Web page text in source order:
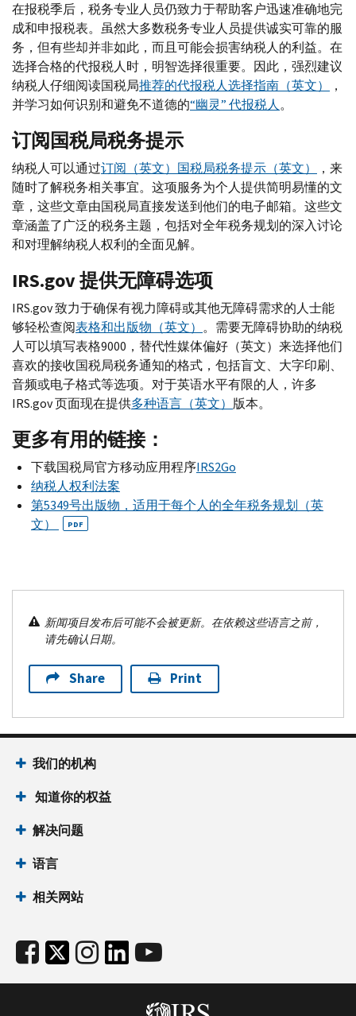
在报税季后，税务专业人员仍致力于帮助客户迅速准确地完
成和申报税表。虽然大多数税务专业人员提供诚实可靠的服
务，但有些却并非如此，而且可能会损害纳税人的利益。在
选择合格的代报税人时，明智选择很重要。因此，强烈建议
纳税人仔细阅读国税局推荐的代报税人选择指南（英文）
，
并学习如何识别和避免不道德的“幽灵” 代报税人。
订阅国税局税务提示
纳税人可以通过订阅（英文） 国税局税务提示（英文）
，来
随时了解税务相关事宜。这项服务为个人提供简明易懂的文
章，这些文章由国税局直接发送到他们的电子邮箱。这些文
章涵盖了广泛的税务主题，包括对全年税务规划的深入讨论
和对理解纳税人权利的全面见解。
IRS.gov提供无障碍选项
IRS.gov致力于确保有视力障碍或其他无障碍需求的人士能
够轻松查阅表格和出版物（英文） 。需要无障碍协助的纳税
人可以填写表格9000，替代性媒体偏好（英文）来选择他们
喜欢的接收国税局税务通知的格式，包括盲文、大字印刷、
音频或电子格式等选项。对于英语水平有限的人，许多
IRS.gov页面现在提供多种语言（英文） 版本。
更多有用的链接：
下载国税局官方移动应用程序IRS2Go
纳税人权利法案
第5349号出版物，适用于每个人的全年税务规划（英
文）
PDF
新闻项目发布后可能不会被更新。在依赖这些语言之前，
请先确认日期。
Share Print
我们的机构
知道你的权益
解决问题
语言
相关网站